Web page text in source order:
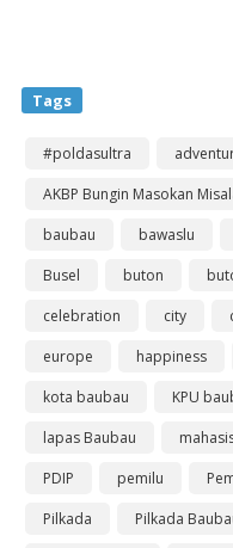
Tags
#poldasultra
AKBP Bungin Masokan
baubau
bawaslu
Busel
buton
celebration
city
europe
happiness
kota baubau
KPU
lapas Baubau
PDIP
pemilu
Pilkada
Pilkada